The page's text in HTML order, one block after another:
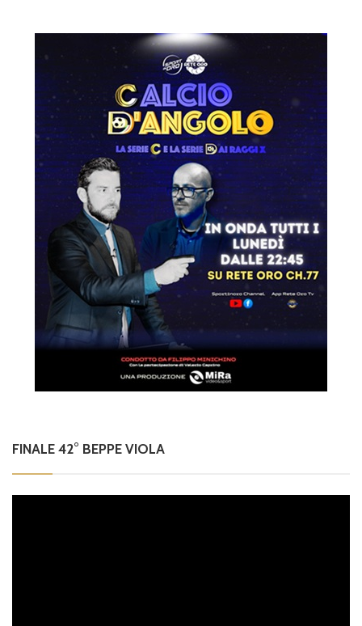
FINALE 42° BEPPE VIOLA